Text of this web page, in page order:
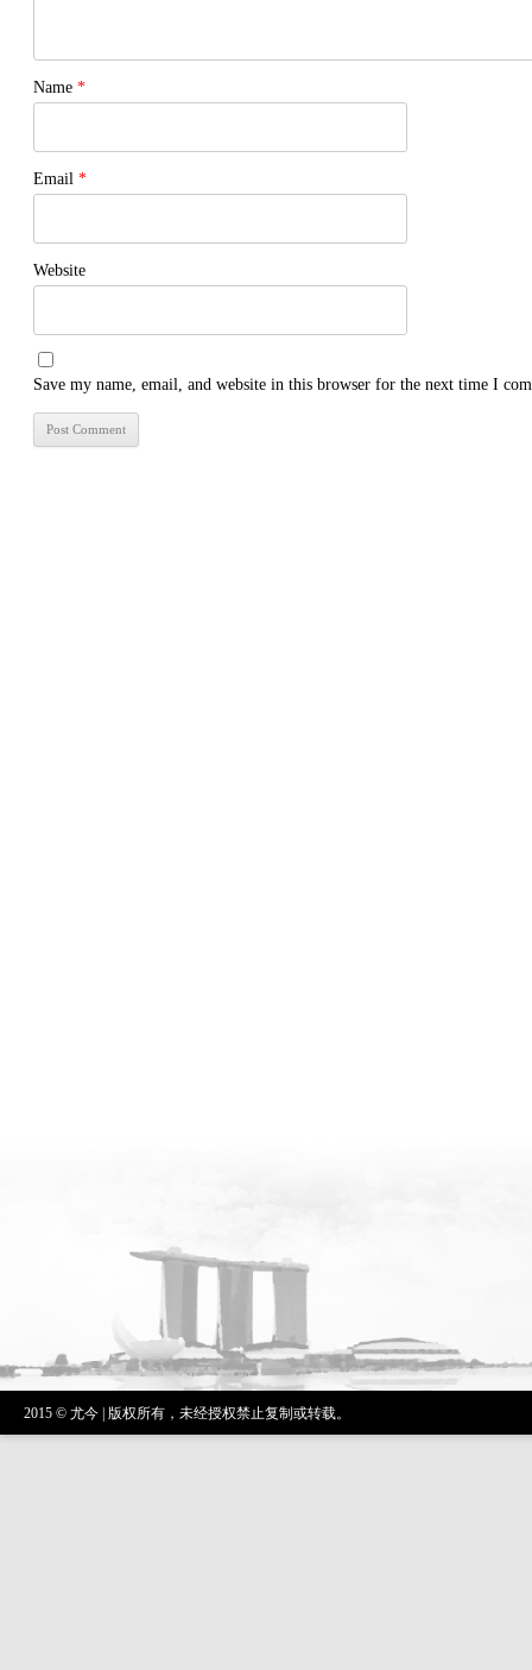
Name *
Email *
Website
Save my name, email, and website in this browser for the next time I
2015 © 尤今 | 版权所有，未经授权禁止复制或转载。